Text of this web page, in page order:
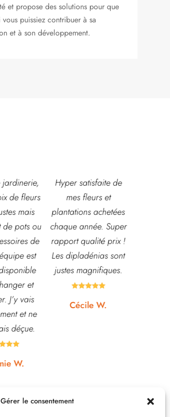
Gérer le consentement
et propose des solutions pour que
vous puissiez contribuer à sa
et à son développement.
de
et
achetées
Super
prix !
sont

W.
Composition
magnifique pour le
baptême et le
mariage!
Bouquet mariée,
centre de table et
Bouquet table
d'honneur.
Rapport qualité-prix,